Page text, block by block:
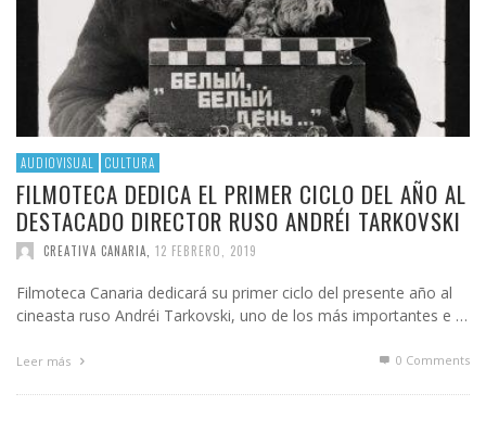
AUDIOVISUAL CULTURA
FILMOTECA DEDICA EL PRIMER CICLO DEL AÑO AL
DESTACADO DIRECTOR RUSO ANDRÉI TARKOVSKI
CREATIVA CANARIA 12 FEBRERO, 2019
Filmoteca Canaria dedicará su primer ciclo del presente año al
cineasta ruso Andréi Tarkovski, uno de los más importantes e …
Leer más 0 Comments